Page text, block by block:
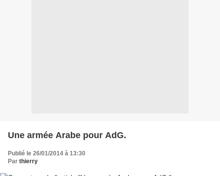
Une armée Arabe pour AdG.
Publié le 26/01/2014 à 13:30
Par thierry